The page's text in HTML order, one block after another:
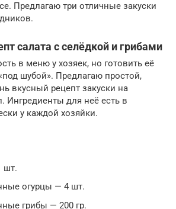
Предлагаю три отличные закуски
салата с селёдкой и грибами
в меню у хозяек, но готовить её
шубой». Предлагаю простой,
вкусный рецепт закуски на
Ингредиенты для неё есть в
у каждой хозяйки.
шт.
огурцы — 4 шт.
грибы — 200 гр.